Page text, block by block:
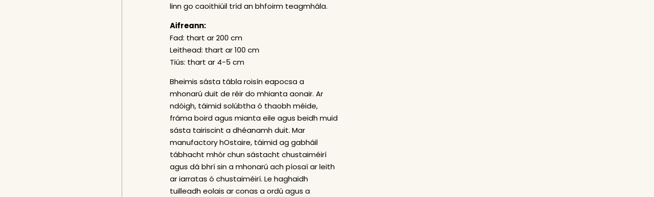
linn go caoithiúil tríd an bhfoirm teagmhála.
Aifreann:
Fad: thart ar 200 cm
Leithead: thart ar 100 cm
Tiús: thart ar 4-5 cm
Bheimis sásta tábla roisín eapocsa a
mhonarú duit de réir do mhianta aonair. Ar
ndóigh, táimid solúbtha ó thaobh méide,
fráma boird agus mianta eile agus beidh muid
sásta tairiscint a dhéanamh duit. Mar
manufactory hOstaire, táimid ag gabháil
tábhacht mhór chun sástacht chustaiméirí
agus dá bhrí sin a mhonarú ach píosaí ar leith
ar iarratas ó chustaiméirí. Le haghaidh
tuilleadh eolais ar conas a ordú agus a